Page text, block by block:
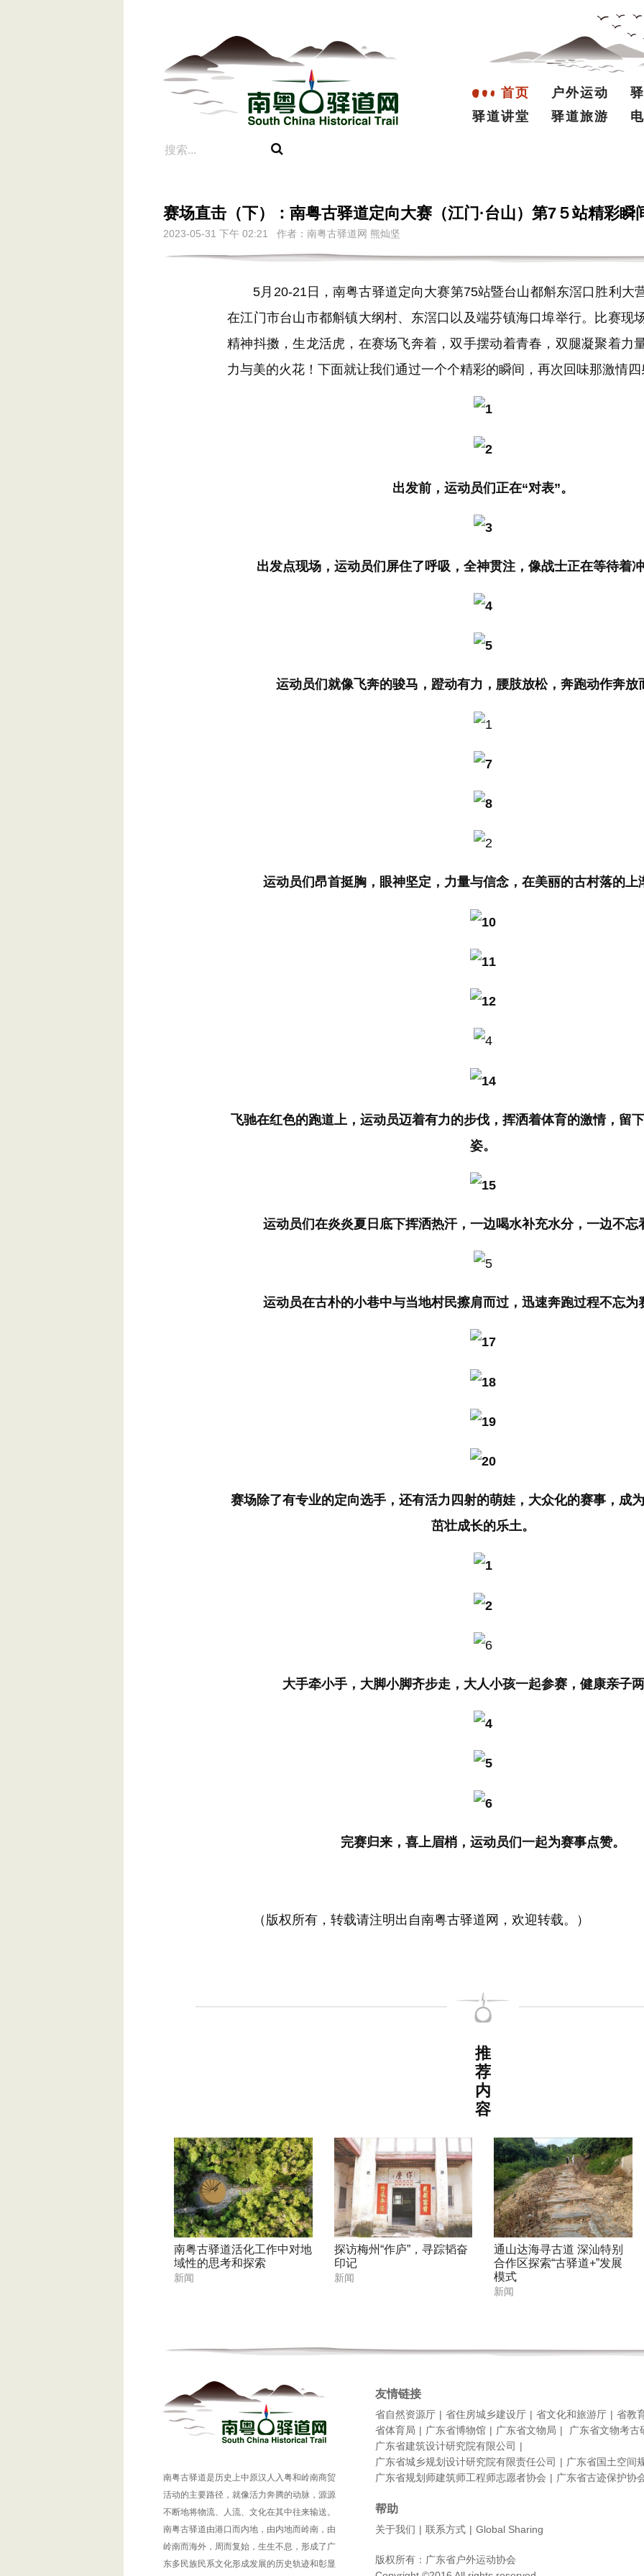
首页 户外运动
驿道讲堂
驿道旅游
赛场直击（下）：南粤古驿道定向大赛（江门·台山）第7５站精彩瞬
2023-05-31 下午 02:21 作者：南粤古驿道网 熊灿坚
5月20-21日，南粤古驿道定向大赛第75站暨台山都斛东滘口胜利大
在江门市台山市都斛镇大纲村、东滘口以及端芬镇海口埠举行。比赛现
精神抖擞，生龙活虎，在赛场飞奔着，双手摆动着青春，双腿凝聚着力
力与美的火花！下面就让我们通过一个个精彩的瞬间，再次回味那激情
出发前，运动员们正在“对表”。
出发点现场，运动员们屏住了呼吸，全神贯注，像战士正在等待着
运动员们就像飞奔的骏马，蹬动有力，腰肢放松，奔跑动作奔放
运动员们昂首挺胸，眼神坚定，力量与信念，在美丽的古村落的上
飞驰在红色的跑道上，运动员迈着有力的步伐，挥洒着体育的激情，留
姿。
运动员们在炎炎夏日底下挥洒热汗，一边喝水补充水分，一边不忘
运动员在古朴的小巷中与当地村民擦肩而过，迅速奔跑过程不忘为
赛场除了有专业的定向选手，还有活力四射的萌娃，大众化的赛事，成
茁壮成长的乐土。
大手牵小手，大脚小脚齐步走，大人小孩一起参赛，健康亲子
完赛归来，喜上眉梢，运动员们一起为赛事点赞。
（版权所有，转载请注明出自南粤古驿道网，欢迎转载。）
推
荐
内
容
南粤古驿道活化工作中对地
域性的思考和探索
新闻
探访梅州“作庐”，寻踪韬奋
印记
新闻
通山达海寻古道 深汕特别
合作区探索“古驿道+”发展
模式
新闻
南粤古驿道是历史上中原汉人入粤和岭南商贸
活动的主要路径，就像活力奔腾的动脉，源源
不断地将物流、人流、文化在其中往来输送。
南粤古驿道由港口而内地，由内地而岭南，由
岭南而海外，周而复始，生生不息，形成了广
东多民族民系文化形成发展的历史轨迹和彰显
友情链接
省自然资源厅 省住房城乡建设厅 省文化和旅游厅
省教
省体育局
广东省博物馆 广东省文物局
广东省文物考古
广东省建筑设计研究院有限公司
广东省城乡规划设计研究院有限责任公司
广东省国土空间
广东省规划师建筑师工程师志愿者协会
广东省古迹保护协
帮助
关于我们 联系方式 Global Sharing
版权所有：广东省户外运动协会